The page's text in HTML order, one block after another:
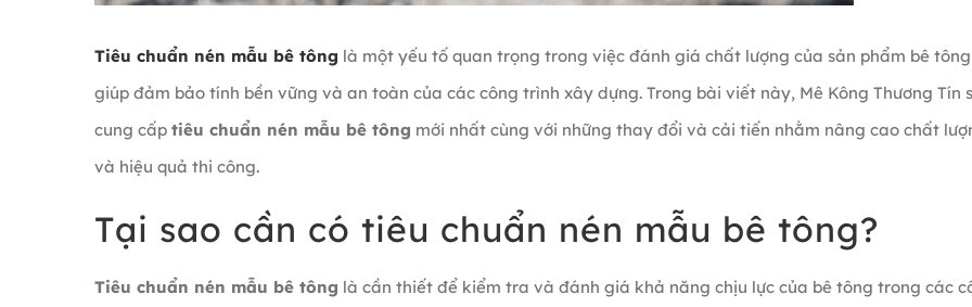
Tiêu chuẩn nén mẫu bê tông là một yếu tố quan trọng trong việc đánh giá chất lượng của sản phẩm bê
giúp đảm bảo tính bền vững và an toàn của các công trình xây dựng. Trong bài viết này, Mê Kông Thương Tín
cung cấp tiêu chuẩn nén mẫu bê tông mới nhất cùng với những thay đổi và cải tiến nhằm nâng cao chất
và hiệu quả thi công.
Tại sao cần có tiêu chuẩn nén mẫu bê tông?
Tiêu chuẩn nén mẫu bê tông là cần thiết để kiểm tra và đánh giá khả năng chịu lực của bê tông trong các